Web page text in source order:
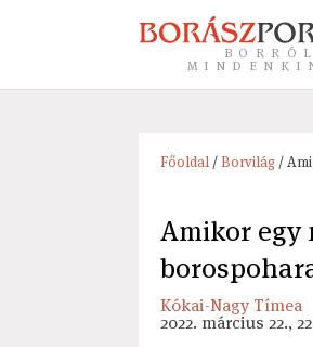
BORRÓL
Főoldal/Borvilág/
Amikor egy
Kókai-Nagy Tímea
2022. március 22.,